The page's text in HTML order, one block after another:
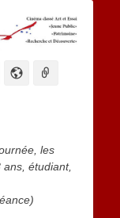
Website
les
étudiant,